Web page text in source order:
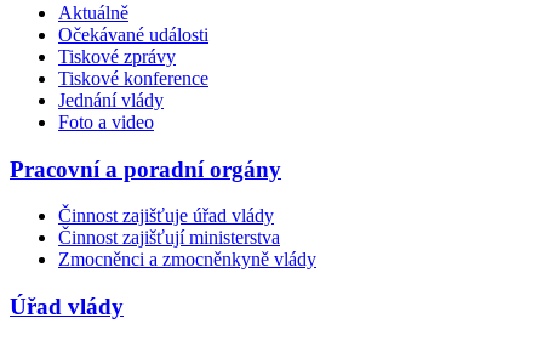
Aktuálně
Očekávané události
Tiskové zprávy
Tiskové konference
Jednání vlády
Foto a video
Pracovní a poradní orgány
Činnost zajišťuje úřad vlády
Činnost zajišťují ministerstva
Zmocněnci a zmocněnkyně vlády
Úřad vlády